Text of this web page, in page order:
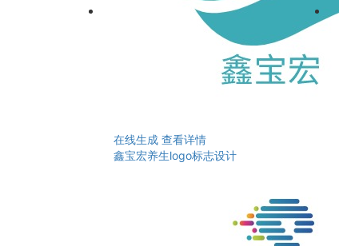
在线生成 查看详情
鑫宝宏养生logo标志设计